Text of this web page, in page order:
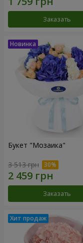
Заказать
Букет "Мозаика"
3 513 грн
Заказать